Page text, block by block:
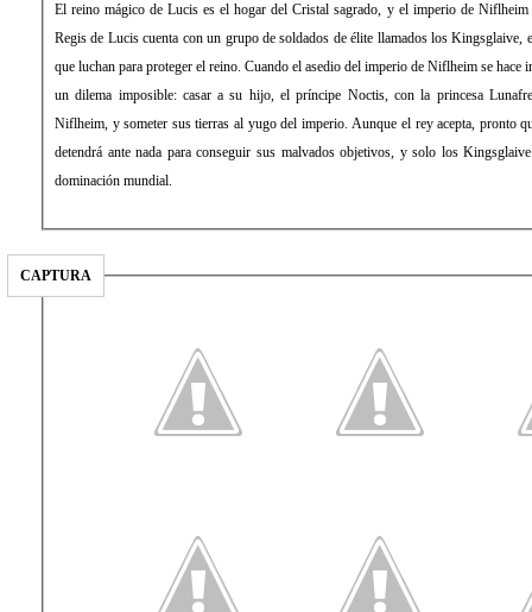
El reino mágico de Lucis es el hogar del Cristal sagrado, y el imperio de
Regis de Lucis cuenta con un grupo de soldados de élite llamados los Kingsglaive,
que luchan para proteger el reino. Cuando el asedio del imperio de Niflheim se hace
un dilema imposible: casar a su hijo, el príncipe Noctis, con la princesa
Niflheim, y someter sus tierras al yugo del imperio. Aunque el rey acepta, pronto
detendrá ante nada para conseguir sus malvados objetivos, y solo los
dominación mundial.
CAPTURA